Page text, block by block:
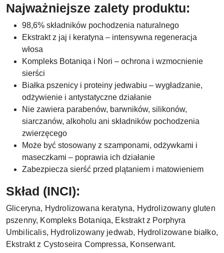
Najważniejsze zalety produktu:
98,6% składników pochodzenia naturalnego
Ekstrakt z jaj i keratyna – intensywna regeneracja
włosa
Kompleks Botaniqa i Nori – ochrona i wzmocnienie
sierści
Białka pszenicy i proteiny jedwabiu – wygładzanie,
odżywienie i antystatyczne działanie
Nie zawiera parabenów, barwników, silikonów,
siarczanów, alkoholu ani składników pochodzenia
zwierzęcego
Może być stosowany z szamponami, odżywkami i
maseczkami – poprawia ich działanie
Zabezpiecza sierść przed plątaniem i matowieniem
Skład (INCI):
Gliceryna, Hydrolizowana keratyna, Hydrolizowany gluten
pszenny, Kompleks Botaniqa, Ekstrakt z Porphyra
Umbilicalis, Hydrolizowany jedwab, Hydrolizowane białko,
Ekstrakt z Cystoseira Compressa, Konserwant.